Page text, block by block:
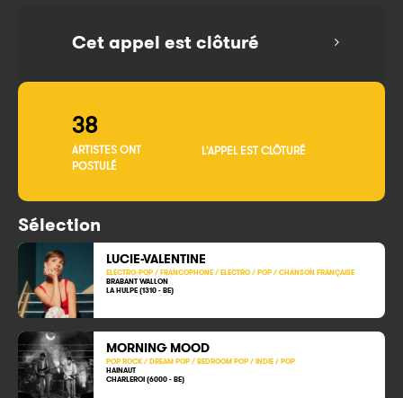
Cet appel est clôturé
38
ARTISTES ONT
POSTULÉ
L'APPEL EST CLÔTURÉ
Sélection
LUCIE-VALENTINE
ELECTRO-POP / FRANCOPHONE / ELECTRO / POP / CHANSON FRANÇAISE
BRABANT WALLON
LA HULPE (1310 - BE)
MORNING MOOD
POP ROCK / DREAM POP / BEDROOM POP / INDIE / POP
HAINAUT
CHARLEROI (6000 - BE)